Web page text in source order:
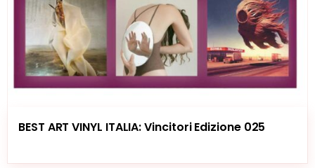
BEST ART VINYL ITALIA: Vincitori Edizione 025